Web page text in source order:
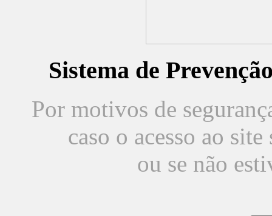
Sistema de
Por motivos de
caso o acesso ao
ou se não